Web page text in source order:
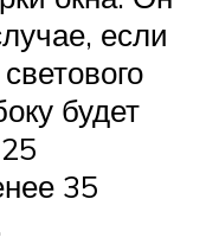
если
будет
35